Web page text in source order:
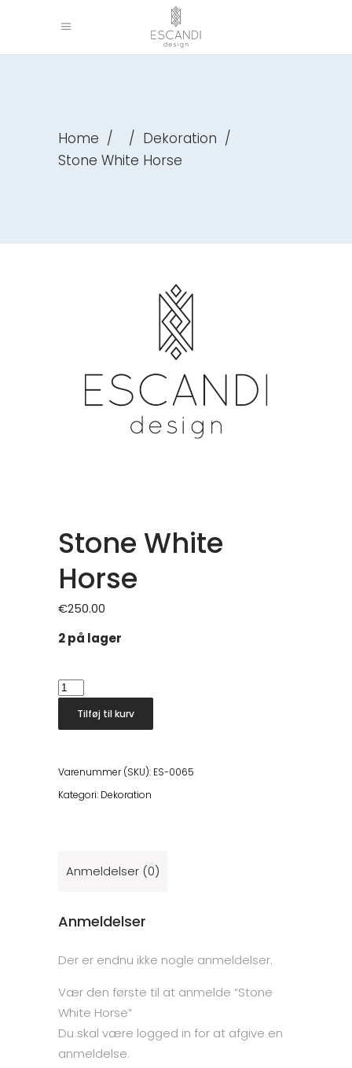
Home / / Dekoration /
Stone White Horse
Stone White
Horse
€250.00
2 på lager
Stone
White
Horse
Tilføj til kurv
Varenummer (SKU): ES-0065
Kategori: Dekoration
Anmeldelser (0)
Anmeldelser
Der er endnu ikke nogle anmeldelser.
Vær den første til at anmelde “Stone
White Horse”
Du skal være logged in for at afgive en
anmeldelse.